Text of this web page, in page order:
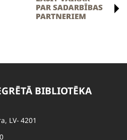
BIBLIOTĒKA
LV- 4201